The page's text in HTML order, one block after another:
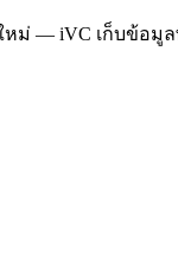
หม่ — iVC เก็บข้อ